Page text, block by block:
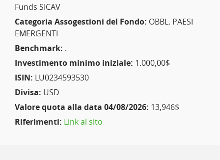
Funds SICAV
Categoria Assogestioni del Fondo: OBBL. PAESI
EMERGENTI
Benchmark: .
Investimento minimo iniziale: 1.000,00$
ISIN: LU0234593530
Divisa: USD
Valore quota alla data 04/08/2026: 13,946$
Riferimenti: Link al sito